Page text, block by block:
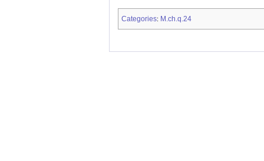
Categories: M.ch.q.24